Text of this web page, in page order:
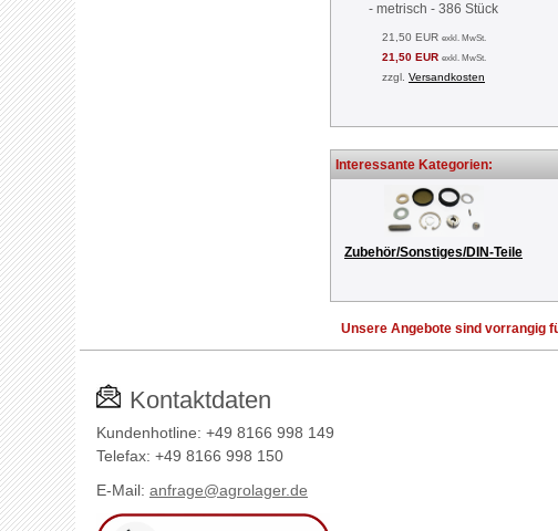
- metrisch - 386 Stück
21,50 EUR exkl. MwSt.
21,50 EUR exkl. MwSt.
zzgl. Versandkosten
Interessante Kategorien:
Zubehör/Sonstiges/DIN-Teile
Unsere Angebote sind vorrangig
Kontaktdaten
Kundenhotline: +49 8166 998 149
Telefax: +49 8166 998 150
E-Mail: anfrage@agrolager.de